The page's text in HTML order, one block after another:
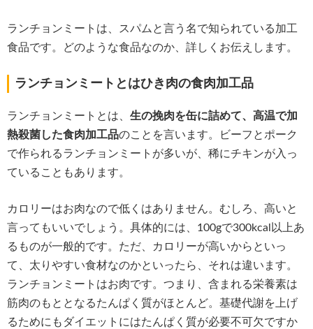
ランチョンミートは、スパムと言う名で知られている加工
食品です。どのような食品なのか、詳しくお伝えします。
ランチョンミートとはひき肉の食肉加工品
ランチョンミートとは、 生の挽肉を缶に詰めて、高温で加
熱殺菌した食肉加工品のことを言います。ビーフとポーク
で作られるランチョンミートが多いが、稀にチキンが入っ
ていることもあります。
カロリーはお肉なので低くはありません。むしろ、高いと
言ってもいいでしょう。具体的には、100gで300kcal以上あ
るものが一般的です。ただ、カロリーが高いからといっ
て、太りやすい食材なのかといったら、それは違います。
ランチョンミートはお肉です。つまり、含まれる栄養素は
筋肉のもととなるたんぱく質がほとんど。基礎代謝を上げ
るためにもダイエットにはたんぱく質が必要不可欠ですか